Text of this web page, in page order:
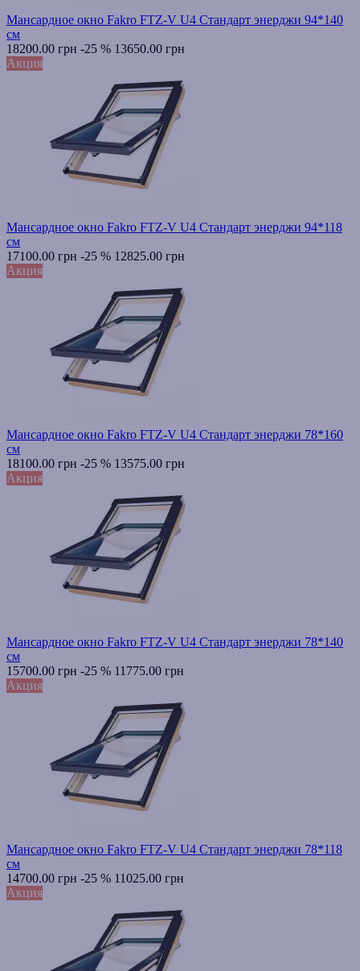
Мансардное окно Fakro FTZ-V U4 Стандарт энерджи 94*140
см
18200.00 грн -25 % 13650.00 грн
Акция
Мансардное окно Fakro FTZ-V U4 Стандарт энерджи 94*118
см
17100.00 грн -25 % 12825.00 грн
Акция
Мансардное окно Fakro FTZ-V U4 Стандарт энерджи 78*160
см
18100.00 грн -25 % 13575.00 грн
Акция
Мансардное окно Fakro FTZ-V U4 Стандарт энерджи 78*140
см
15700.00 грн -25 % 11775.00 грн
Акция
Мансардное окно Fakro FTZ-V U4 Стандарт энерджи 78*118
см
14700.00 грн -25 % 11025.00 грн
Акция